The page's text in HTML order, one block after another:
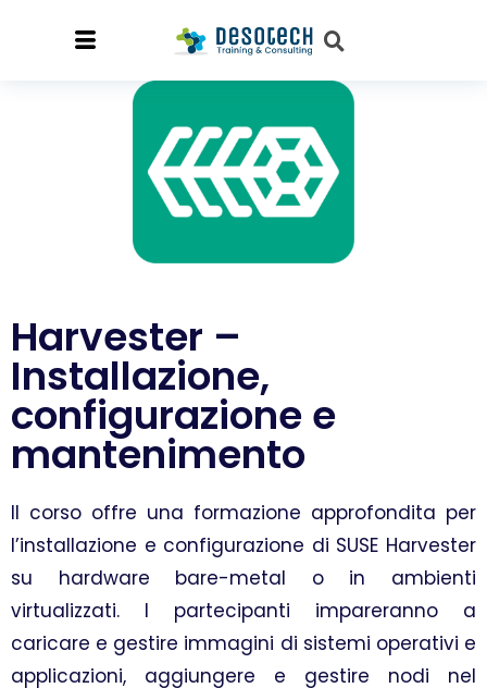
Harvester –
Installazione,
configurazione e
mantenimento
Il corso offre una formazione approfondita per
l’installazione e configurazione di SUSE Harvester
su hardware bare-metal o in ambienti
virtualizzati. I partecipanti impareranno a
caricare e gestire immagini di sistemi operativi e
applicazioni, aggiungere e gestire nodi nel